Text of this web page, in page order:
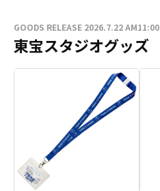
GOODS RELEASE 2026.7.22 AM11:00
東宝スタジオグッズ